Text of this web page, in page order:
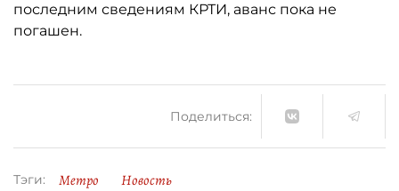
последним сведениям КРТИ, аванс пока не
погашен.
Поделиться:
Тэги: Метро
Новость